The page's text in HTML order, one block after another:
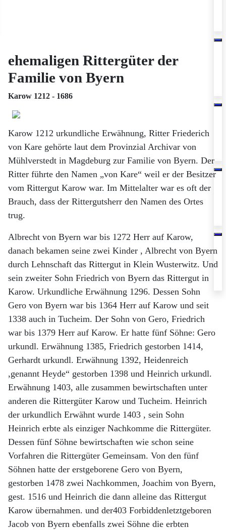
ehemaligen Rittergüter der
Familie von Byern
Karow 1212 - 1686
Karow 1212 urkundliche Erwähnung, Ritter Friederich
von Kare gehörte laut dem Provinzial Archivar von
Mühlverstedt in Magdeburg zur Familie von Byern. Der
Ritter führte den Namen „von Kare“ weil er der Besitzer
vom Rittergut Karow war. Im Mittelalter war es oft der
Brauch, dass der Rittergutsherr den Namen des Ortes
trug.
Albrecht von Byern war bis 1272 Herr auf Karow,
danach bekamen seine zwei Kinder , Albrecht von Byern
durch Lehnschaft das Rittergut in Klein Wusterwitz. Und
sein zweiter Sohn Friedrich von Byern das Rittergut in
Karow. Urkundliche Erwähnung 1296. Dessen Sohn
Gero von Byern war bis 1364 Herr auf Karow und seit
1338 auch in Tucheim. Der Sohn von Gero, Friedrich
war bis 1379 Herr auf Karow. Er hatte fünf Söhne: Gero
urkundl. Erwähnung 1385, Friedrich gestorben 1414,
Gerhardt urkundl. Erwähnung 1392, Heidenreich
,genannt Heyde“ gestorben 1398 und Heinrich urkundl.
Erwähnung 1403, alle zusammen bewirtschaften unter
anderen die Rittergüter Karow und Tucheim. Heinrich
der urkundlich Erwähnt wurde 1403 , sein Sohn
Heinrich erbte als einziger Nachkomme die Rittergüter.
Dessen fünf Söhne bewirtschaften wie schon seine
Vorfahren die Rittergüter Gemeinsam. Von den fünf
Söhnen hatte der erstgeborene Gero von Byern,
gestorben 1478 zwei Nachkommen, Joachim von Byern,
gest. 1516 und Heinrich die dann alleine das Rittergut
Karow übernahmen. und der403 Forbiddenletztgeboren
Jacob von Byern ebenfalls zwei Söhne die erbten